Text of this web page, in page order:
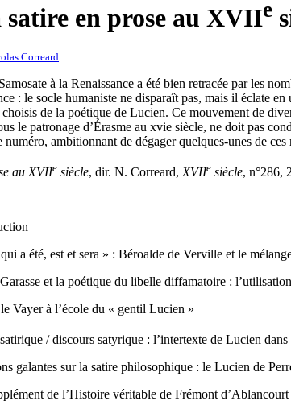
en prose au XVIIe
Correard
à la Renaissance a été bien retracée par les
: le socle humaniste ne disparaît pas, mais il éclate
de la poétique de Lucien. Ce mouvement de
le patronage d’Érasme au xvie siècle, ne doit pas
numéro, ambitionnant de dégager quelques-unes de
au XVIIe siècle, dir. N. Correard, XVIIe siècle, n°286,
a été, est et sera » : Béroalde de Verville et le
et la poétique du libelle diffamatoire :
Vayer à l’école du « gentil Lucien »
/ discours satyrique : l’intertexte de Lucien
galantes sur la satire philosophique : le Lucien de
de l’Histoire véritable de Frémont